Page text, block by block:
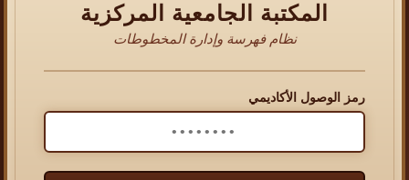
المكتبة الجامعية المركزية
نظام فهرسة وإدارة المخطوطات
رمز الوصول الأكاديمي